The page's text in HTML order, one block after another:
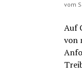
vom
Auf
von